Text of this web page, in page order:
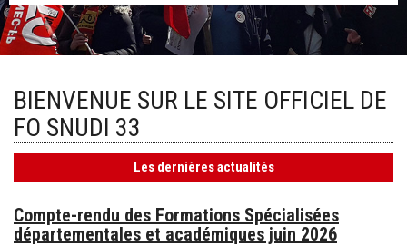
BIENVENUE SUR LE SITE OFFICIEL DE
FO SNUDI 33
Les dernières actualités
Compte-rendu des Formations Spécialisées
départementales et académiques juin 2026